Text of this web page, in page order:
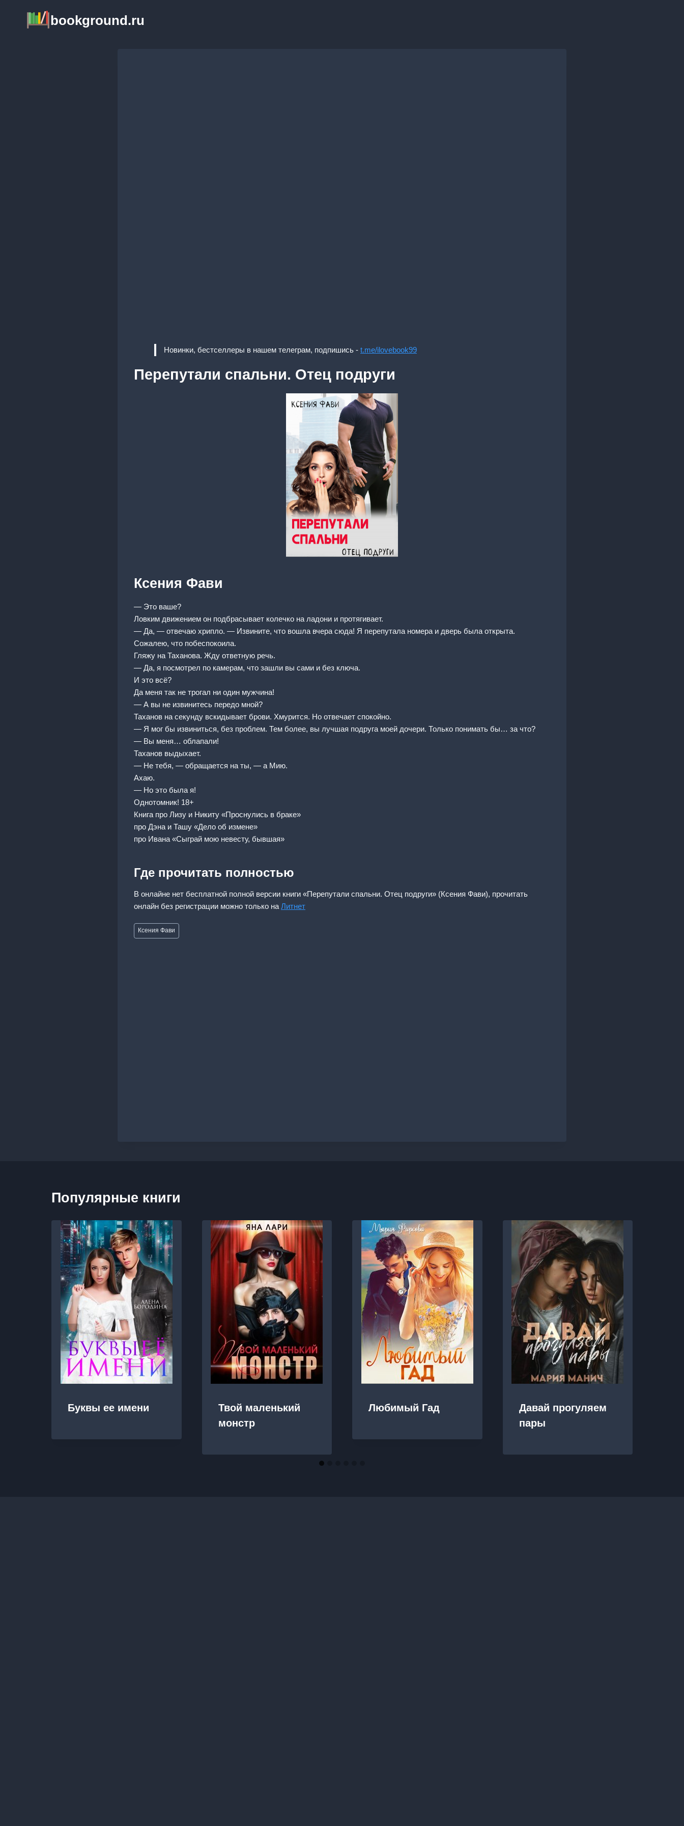
содержимому
bookground.ru
Новинки, бестселлеры в нашем телеграм, подпишись - t.me/ilovebook99
Перепутали спальни. Отец подруги
Ксения Фави
— Это ваше?
Ловким движением он подбрасывает колечко на ладони и протягивает.
— Да, — отвечаю хрипло. — Извините, что вошла вчера сюда! Я перепутала номера и дверь была открыта.
Сожалею, что побеспокоила.
Гляжу на Таханова. Жду ответную речь.
— Да, я посмотрел по камерам, что зашли вы сами и без ключа.
И это всё?
Да меня так не трогал ни один мужчина!
— А вы не извинитесь передо мной?
Таханов на секунду вскидывает брови. Хмурится. Но отвечает спокойно.
— Я мог бы извиниться, без проблем. Тем более, вы лучшая подруга моей дочери. Только понимать бы… за что?
— Вы меня… облапали!
Таханов выдыхает.
— Не тебя, — обращается на ты, — а Мию.
Ахаю.
— Но это была я!
Однотомник! 18+
Книга про Лизу и Никиту «Проснулись в браке»
про Дэна и Ташу «Дело об измене»
про Ивана «Сыграй мою невесту, бывшая»
Где прочитать полностью
В онлайне нет бесплатной полной версии книги «Перепутали спальни. Отец подруги» (Ксения Фави), прочитать
онлайн без регистрации можно только на Литнет
Метки
записи:
Ксения Фави
Популярные книги
Буквы ее имени
Твой маленький
монстр
Любимый Гад
Давай прогуляем
пары